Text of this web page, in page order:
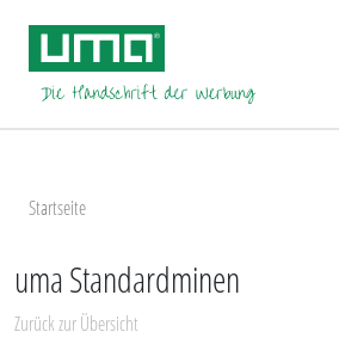
Startseite
uma Standardminen
Zurück zur Übersicht